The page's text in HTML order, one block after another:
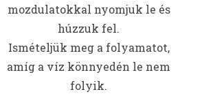
mozdulatokkal nyomjuk le és
húzzuk fel.
Ismételjük meg a folyamatot,
amíg a víz könnyedén le nem
folyik.